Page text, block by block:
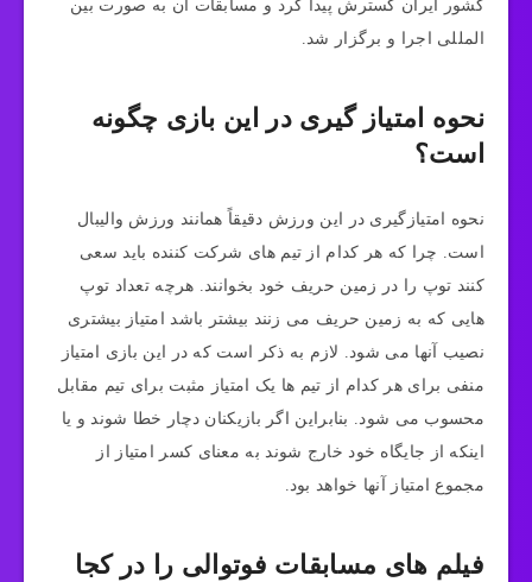
کشور ایران گسترش پیدا کرد و مسابقات آن به صورت بین
المللی اجرا و برگزار شد.
نحوه امتیاز گیری در این بازی چگونه
است؟
نحوه امتیازگیری در این ورزش دقیقاً همانند ورزش والیبال
است. چرا که هر کدام از تیم های شرکت کننده باید سعی
کنند توپ را در زمین حریف خود بخوانند. هرچه تعداد توپ
هایی که به زمین حریف می زنند بیشتر باشد امتیاز بیشتری
نصیب آنها می شود. لازم به ذکر است که در این بازی امتیاز
منفی برای هر کدام از تیم ها یک امتیاز مثبت برای تیم مقابل
محسوب می ‌شود. بنابراین اگر بازیکنان دچار خطا شوند و یا
اینکه از جایگاه خود خارج شوند به معنای کسر امتیاز از
مجموع امتیاز آنها خواهد بود.
فیلم های مسابقات فوتوالی را در کجا